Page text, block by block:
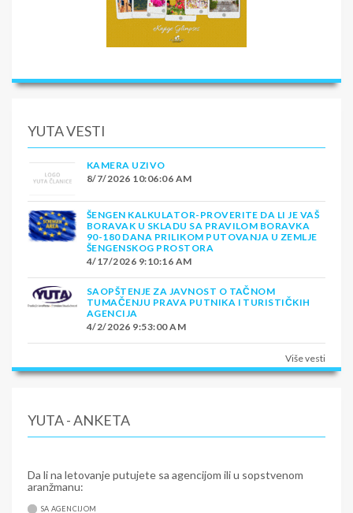
YUTA VESTI
KAMERA UZIVO
8/7/2026 10:06:06 AM
ŠENGEN KALKULATOR-PROVERITE DA LI JE VAŠ
BORAVAK U SKLADU SA PRAVILOM BORAVKA
90-180 DANA PRILIKOM PUTOVANJA U ZEMLJE
ŠENGENSKOG PROSTORA
4/17/2026 9:10:16 AM
SAOPŠTENJE ZA JAVNOST O TAČNOM
TUMAČENJU PRAVA PUTNIKA I TURISTIČKIH
AGENCIJA
4/2/2026 9:53:00 AM
Više vesti
YUTA - ANKETA
Da li na letovanje putujete sa agencijom ili u sopstvenom
aranžmanu:
SA AGENCIJOM